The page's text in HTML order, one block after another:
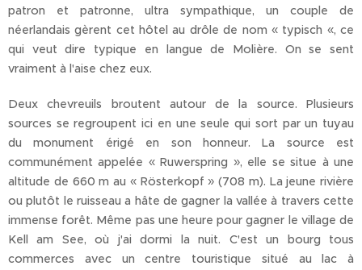
patron et patronne, ultra sympathique, un couple de
néerlandais gèrent cet hôtel au drôle de nom « typisch «, ce
qui veut dire typique en langue de Molière. On se sent
vraiment à l'aise chez eux.
Deux chevreuils broutent autour de la source. Plusieurs
sources se regroupent ici en une seule qui sort par un tuyau
du monument érigé en son honneur. La source est
communément appelée « Ruwerspring », elle se situe à une
altitude de 660 m au « Rösterkopf » (708 m). La jeune rivière
ou plutôt le ruisseau a hâte de gagner la vallée à travers cette
immense forêt. Même pas une heure pour gagner le village de
Kell am See, où j'ai dormi la nuit. C'est un bourg tous
commerces avec un centre touristique situé au lac à